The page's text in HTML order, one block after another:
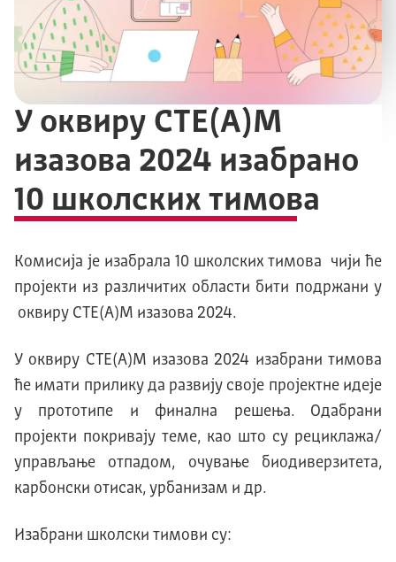
У оквиру СТЕ(А)М
изазова 2024 изабрано
10 школских тимова
Комисија је изабрала 10 школских тимова чији ће
пројекти из различитих области бити подржани у
оквиру СТЕ(А)М изазова 2024.
У оквиру СТЕ(А)М изазова 2024 изабрани тимова
ће имати прилику да развију своје пројектне идеје
у прототипе и финална решења. Одабрани
пројекти покривају теме, као што су рециклажа/
управљање отпадом, очување биодиверзитета,
карбонски отисак, урбанизам и др.
Изабрани школски тимови су: